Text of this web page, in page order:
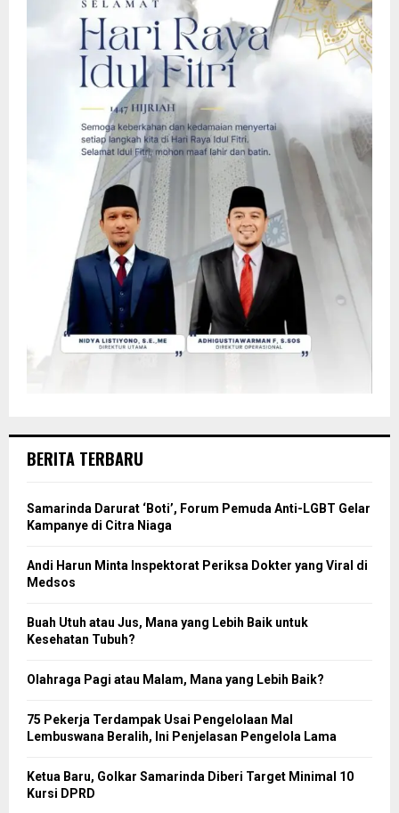
BERITA TERBARU
Samarinda Darurat ‘Boti’, Forum Pemuda Anti-LGBT Gelar
Kampanye di Citra Niaga
Andi Harun Minta Inspektorat Periksa Dokter yang Viral di
Medsos
Buah Utuh atau Jus, Mana yang Lebih Baik untuk
Kesehatan Tubuh?
Olahraga Pagi atau Malam, Mana yang Lebih Baik?
75 Pekerja Terdampak Usai Pengelolaan Mal
Lembuswana Beralih, Ini Penjelasan Pengelola Lama
Ketua Baru, Golkar Samarinda Diberi Target Minimal 10
Kursi DPRD